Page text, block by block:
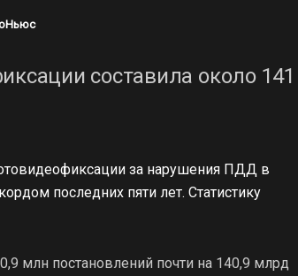
составила около 141
за нарушения ПДД в
последних пяти лет. Статистику
млн постановлений почти на 140,9 млрд